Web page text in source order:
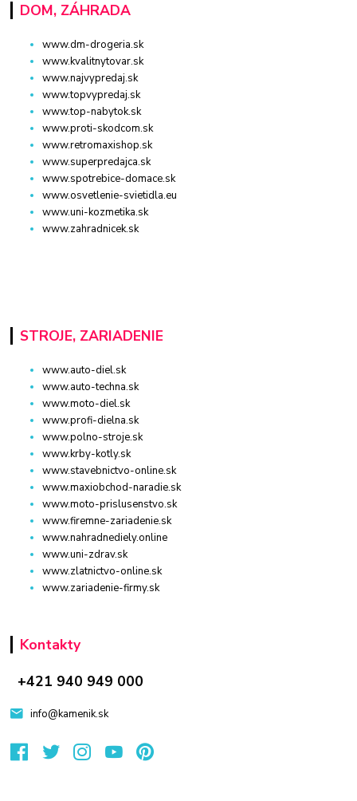
DOM, ZÁHRADA
www.dm-drogeria.sk
www.kvalitnytovar.sk
www.najvypredaj.sk
www.topvypredaj.sk
www.top-nabytok.sk
www.proti-skodcom.sk
www.retromaxishop.sk
www.superpredajca.sk
www.spotrebice-domace.sk
www.osvetlenie-svietidla.eu
www.uni-kozmetika.sk
www.zahradnicek.sk
STROJE, ZARIADENIE
www.auto-diel.sk
www.auto-techna.sk
www.moto-diel.sk
www.profi-dielna.sk
www.polno-stroje.sk
www.krby-kotly.sk
www.stavebnictvo-online.sk
www.maxiobchod-naradie.sk
www.moto-prislusenstvo.sk
www.firemne-zariadenie.sk
www.nahradnediely.online
www.uni-zdrav.sk
www.zlatnictvo-online.sk
www.zariadenie-firmy.sk
Kontakty
+421 940 949 000
info@kamenik.sk